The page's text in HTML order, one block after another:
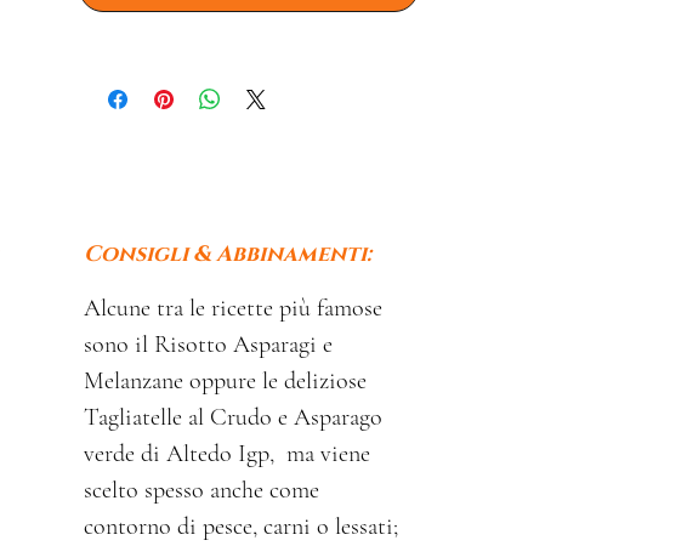
Consigli & Abbinamenti:
Alcune tra le ricette più famose
sono il Risotto Asparagi e
Melanzane oppure le deliziose
Tagliatelle al Crudo e Asparago
verde di Altedo Igp, ma viene
scelto spesso anche come
contorno di pesce, carni o lessati;